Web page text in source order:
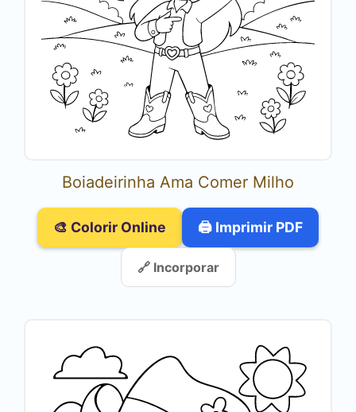
Boiadeirinha Ama Comer Milho
🎨 Colorir Online 🖨️ Imprimir PDF
🔗 Incorporar